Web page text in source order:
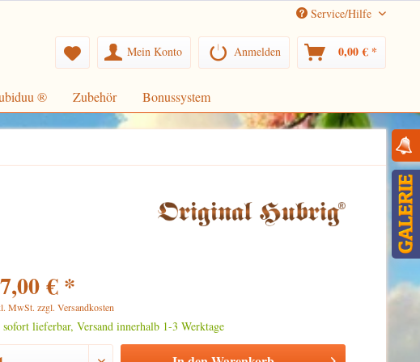
Service/Hilfe
Mein Konto Anmelden 0,00 € *
® Zubehör Bonussystem
€ *
MwSt.zzgl. Versandkosten
sofort lieferbar, Versand innerhalb 1-3 Werktage